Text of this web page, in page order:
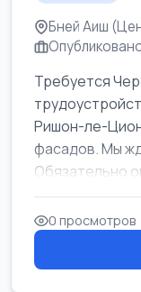
Бней Аиш
Требуется
Ришон-ле-
фасадов. Мы
Обязательно
0 просмотров